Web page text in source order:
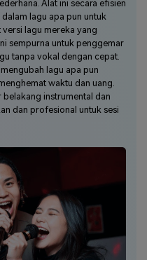
Alat ini secara efisien
lagu apa pun untuk
lagu mereka yang
sempurna untuk penggemar
tanpa vokal dengan cepat.
lagu apa pun
waktu dan uang.
belakang instrumental dan
dan profesional untuk sesi